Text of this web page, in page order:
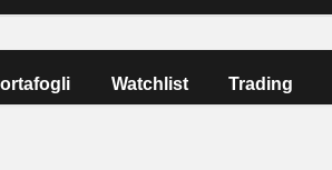
Watchlist Trading